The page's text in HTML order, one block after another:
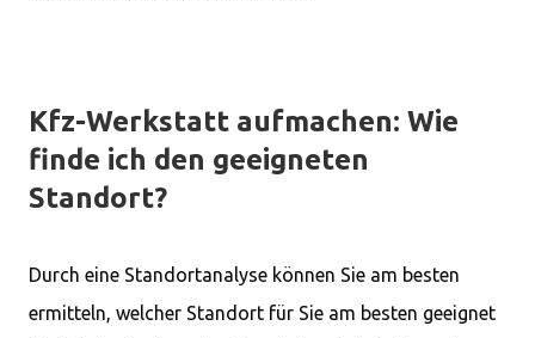
Kfz-Werkstatt aufmachen: Wie
finde ich den geeigneten
Standort?
Durch eine Standortanalyse können Sie am besten
ermitteln, welcher Standort für Sie am besten geeignet